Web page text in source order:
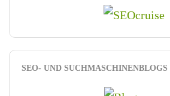
SEO- UND SUCHMASCHINENBLOGS